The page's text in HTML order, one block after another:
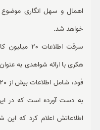
اهمال و سهل انگاری موضوع
خواهد شد.
سرقت
هکری با ارائه شواهدی به
به دست آورده است که در
اطلاعاتش اعلام کرد که